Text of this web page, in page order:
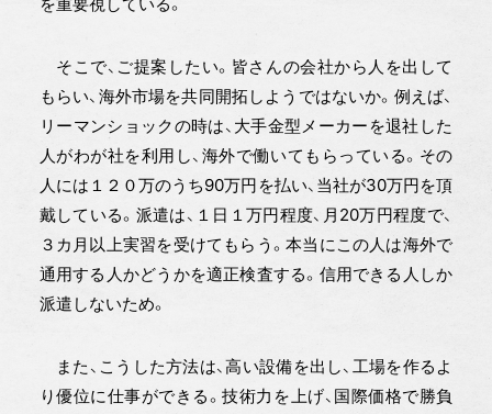
そこで、ご提案したい。皆さんの会社から人を出して
もらい、海外市場を共同開拓しようではないか。例えば、
リーマンショックの時は、大手金型メーカーを退社した
人がわが社を利用し、海外で働いてもらっている。その
人には１２０万のうち90万円を払い、当社が30万円を頂
戴している。派遣は、１日１万円程度、月20万円程度で、
３カ月以上実習を受けてもらう。本当にこの人は海外で
通用する人かどうかを適正検査する。信用できる人しか
派遣しないため。
また、こうした方法は、高い設備を出し、工場を作るよ
り優位に仕事ができる。技術力を上げ、国際価格で勝負